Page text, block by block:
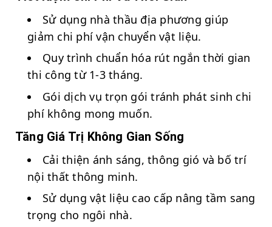
Sử dụng nhà thầu địa phương giúp
giảm chi phí vận chuyển vật liệu.
Quy trình chuẩn hóa rút ngắn thời gian
thi công từ 1-3 tháng.
Gói dịch vụ trọn gói tránh phát sinh chi
phí không mong muốn.
Tăng Giá Trị Không Gian Sống
Cải thiện ánh sáng, thông gió và bố trí
nội thất thông minh.
Sử dụng vật liệu cao cấp nâng tầm sang
trọng cho ngôi nhà.